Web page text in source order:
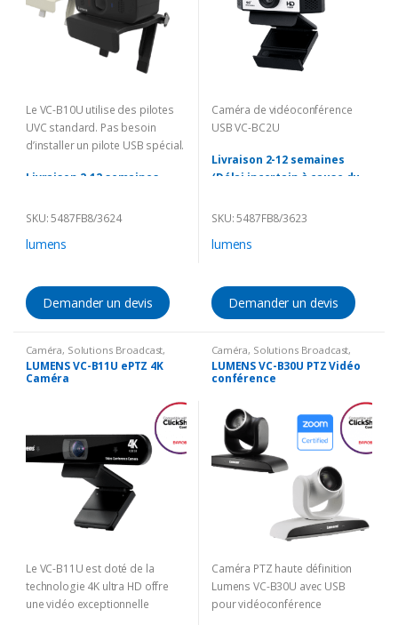
Le VC-B10U utilise des pilotes
UVC standard. Pas besoin
d’installer un pilote USB spécial.
Livraison 2-12 semaines
Corona)
SKU: 5487FB8/3624
lumens
Demander un devis
Caméra de vidéoconférence
USB VC-BC2U
Livraison 2-12 semaines
(Délai incertain à cause du
SKU: 5487FB8/3623
lumens
Demander un devis
Caméra, Solutions Broadcast,
Vision conference
LUMENS VC-B11U ePTZ 4K
Caméra
Le VC-B11U est doté de la
technologie 4K ultra HD offre
une vidéo exceptionnelle
Caméra, Solutions Broadcast,
Vision conference
LUMENS VC-B30U PTZ Vidéo
conférence
Caméra PTZ haute définition
Lumens VC-B30U avec USB
pour vidéoconférence